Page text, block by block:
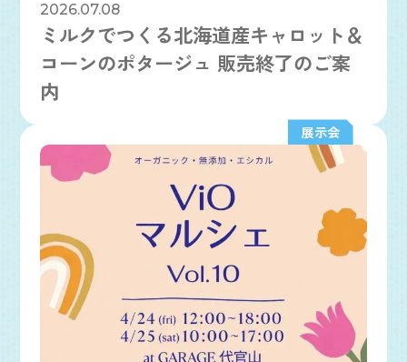
2026.07.08
ミルクでつくる北海道産キャロット＆
コーンのポタージュ 販売終了のご案
内
展示会